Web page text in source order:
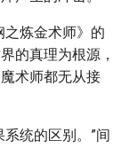
之炼金术师》的
的真理为根源，
术师都无从接
统的区别。”间